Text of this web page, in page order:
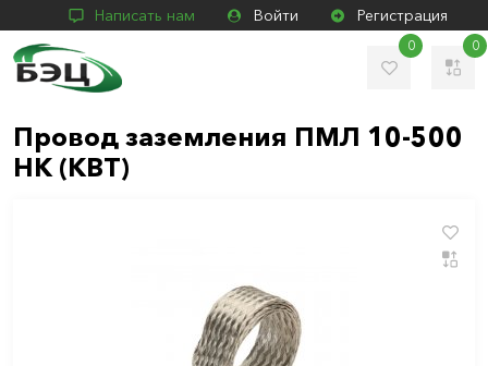
Написать нам Войти Регистрация
0 0
Провод заземления ПМЛ 10-500
НК (КВТ)